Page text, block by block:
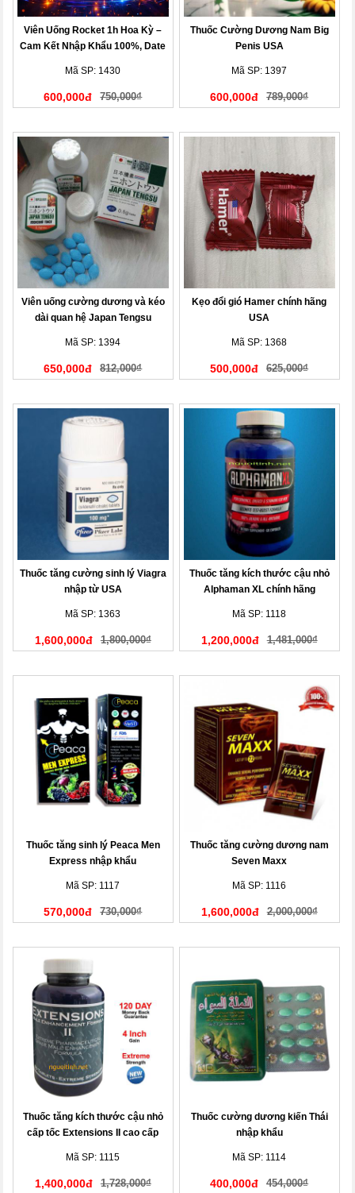
Viên Uống Rocket 1h Hoa Kỳ –
Cam Kết Nhập Khẩu 100%, Date
Mã SP: 1430
600,000đ 750,000₫
Thuốc Cường Dương Nam Big
Penis USA
Mã SP: 1397
600,000đ 789,000₫
Viên uống cường dương và kéo
dài quan hệ Japan Tengsu
Mã SP: 1394
650,000đ 812,000₫
Kẹo đổi gió Hamer chính hãng
USA
Mã SP: 1368
500,000đ 625,000₫
Thuốc tăng cường sinh lý Viagra
nhập từ USA
Mã SP: 1363
1,600,000đ 1,800,000₫
Thuốc tăng kích thước cậu nhỏ
Alphaman XL chính hãng
Mã SP: 1118
1,200,000đ 1,481,000₫
Thuốc tăng sinh lý Peaca Men
Express nhập khẩu
Mã SP: 1117
570,000đ 730,000₫
Thuốc tăng cường dương nam
Seven Maxx
Mã SP: 1116
1,600,000đ 2,000,000₫
Thuốc tăng kích thước cậu nhỏ
cấp tốc Extensions II cao cấp
Mã SP: 1115
1,400,000đ 1,728,000₫
Thuốc cường dương kiến Thái
nhập khẩu
Mã SP: 1114
400,000đ 454,000₫